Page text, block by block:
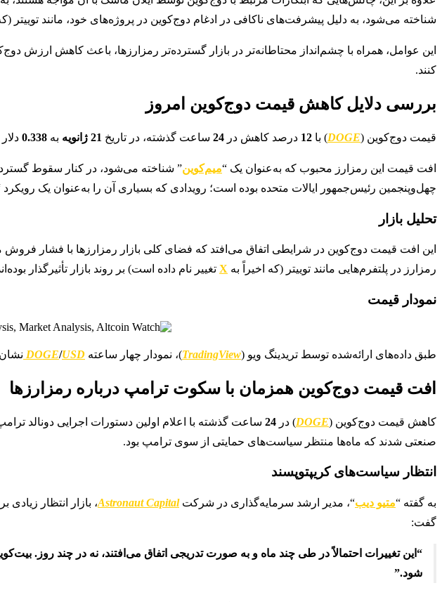
شناخته می‌شود، به دلیل پیشرفت‌های ناکافی در ادغام دوج‌کوین در پروژه‌های خود، مانند توییتر
این عوامل، همراه با چشم‌انداز محتاطانه‌تر در بازار گسترده‌تر رمزارزها، باعث کاهش ارزش
کنند.
بررسی دلایل کاهش قیمت دوج‌کوین امروز
قیمت دوج‌کوین (DOGE) با 12 درصد کاهش در 24 ساعت گذشته، در تاریخ به 0.338
افت قیمت این رمزارز محبوب که به‌عنوان یک “میم‌کوین” شناخته می‌شود، در کنار سقوط
چهل‌وپنجمین رئیس‌جمهور ایالات متحده بوده است؛ رویدادی که بسیاری آن را به‌عنوان یک رویکرد
تحلیل بازار
این افت قیمت دوج‌کوین در شرایطی اتفاق می‌افتد که فضای کلی بازار رمزارزها با فشار
رمزارز در پلتفرم‌هایی مانند توییتر (که اخیراً به X تغییر نام داده است) بر روند بازار تأثیرگذار
نمودار قیمت
طبق داده‌های ارائه‌شده توسط تریدینگ ویو (TradingView)، نمودار چهار ساعته DOGE/USD
افت قیمت دوج‌کوین همزمان با سکوت ترامپ درباره رمزارزها
کاهش قیمت دوج‌کوین (DOGE) در 24 ساعت گذشته با اعلام اولین دستورات اجرایی دونالد
صنعتی شدند که ماه‌ها منتظر سیاست‌های حمایتی از سوی ترامپ بود.
انتظار سیاست‌های کریپتوپسند
به گفته “متیو دیب“، مدیر ارشد سرمایه‌گذاری در شرکتAstronaut Capital، بازار انتظار
گفت:
“این تغییرات احتمالاً در طی چند ماه و به صورت تدریجی اتفاق می‌افتند، نه در چند روز.
شود.”